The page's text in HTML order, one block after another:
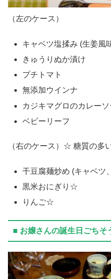
（左のケース）
キャベツ塩揉み (生姜風
きゅうりぬか漬け
プチトマト
無添加ウインナ
カジキマグロのカレーソ
ベビーリーフ
（右のケース）☆ 糖質の多
干豆腐麺炒め (キャベツ
黒米おにぎり☆
りんご☆
■ お嬢さんの誕生日ごちそ